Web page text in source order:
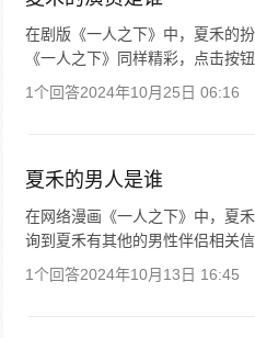
在剧版《一人之下》中，夏禾的
《一人之下》同样精彩，点击按
1个回答2024年10月25日 06:16
夏禾的男人是谁
在网络漫画《一人之下》中，夏
询到夏禾有其他的男性伴侣相关
1个回答2024年10月13日 16:45